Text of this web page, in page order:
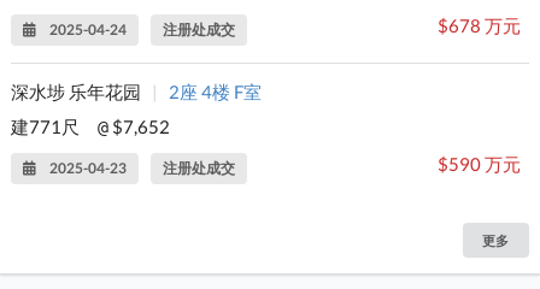
2025-04-24 注册处成交 $678 万元
深水埗 乐年花园 |
2座 4楼 F室
建771尺
@ $7,652
2025-04-23 注册处成交 $590 万元
更多